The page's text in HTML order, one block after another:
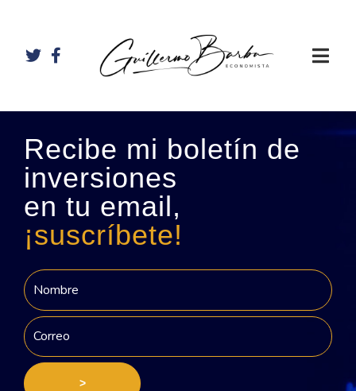
Recibe mi boletín de
inversiones
en tu email,
¡suscríbete!
>